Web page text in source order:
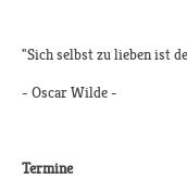
"Sich selbst zu lieben ist
- Oscar Wilde -
Termine